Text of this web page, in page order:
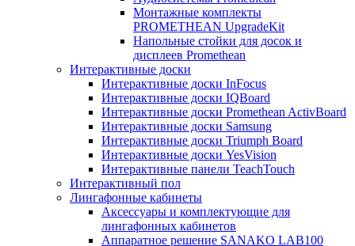
Монтажные комплекты
PROMETHEAN UpgradeKit
Напольные стойки для досок и
дисплеев Promethean
Интерактивные доски
Интерактивные доски InFocus
Интерактивные доски IQBoard
Интерактивные доски Promethean ActivBoard
Интерактивные доски Samsung
Интерактивные доски Triumph Board
Интерактивные доски YesVision
Интерактивные панели TeachTouch
Интерактивный пол
Лингафонные кабинеты
Аксессуары и комплектующие для
лингафонных кабинетов
Аппаратное решение SANAKO LAB100